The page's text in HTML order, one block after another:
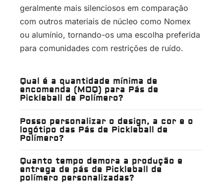
geralmente mais silenciosos em comparação
com outros materiais de núcleo como Nomex
ou alumínio, tornando-os uma escolha preferida
para comunidades com restrições de ruído.
Qual é a quantidade mínima de
encomenda (MOQ) para Pás de
Pickleball de Polímero?
Posso personalizar o design, a cor e o
logótipo das Pás de Pickleball de
Polímero?
Quanto tempo demora a produção e
entrega de pás de Pickleball de
polímero personalizadas?